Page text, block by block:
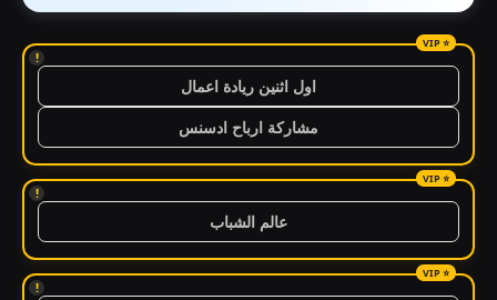
!
اول اثنين ريادة اعمال
مشاركة ارباح ادسنس
!
عالم الشباب
!